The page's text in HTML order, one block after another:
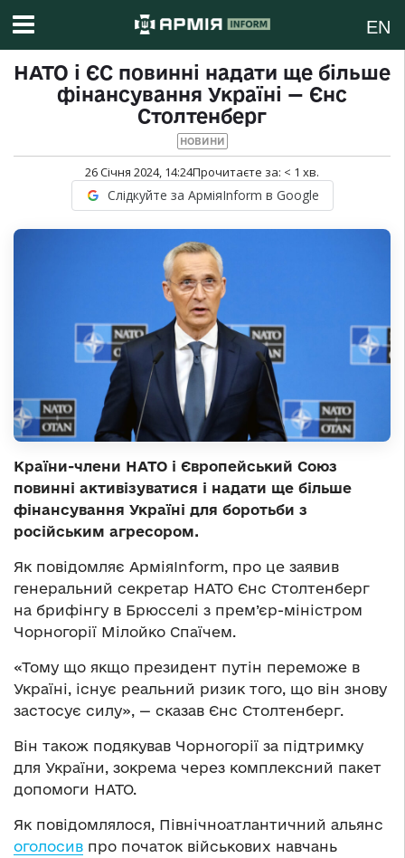
EN
НАТО і ЄС повинні надати ще більше
фінансування Україні — Єнс
Столтенберг
НОВИНИ
26 Січня 2024, 14:24Прочитаєте за: < 1 хв.
Слідкуйте за АрміяInform в Google
Країни-члени НАТО і Європейський Союз
повинні активізуватися і надати ще більше
фінансування Україні для боротьби з
російським агресором.
Як повідомляє АрміяInform, про це заявив
генеральний секретар НАТО Єнс Столтенберг
на брифінгу в Брюсселі з прем’єр-міністром
Чорногорії Мілойко Спаїчем.
«Тому що якщо президент путін переможе в
Україні, існує реальний ризик того, що він знову
застосує силу», — сказав Єнс Столтенберг.
Він також подякував Чорногорії за підтримку
для України, зокрема через комплексний пакет
допомоги НАТО.
Як повідомлялося, Північноатлантичний альянс
оголосив про початок військових навчань